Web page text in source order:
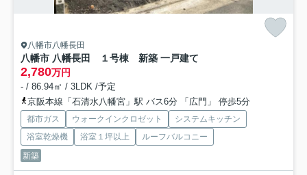
八幡市八幡長田
八幡市 八幡長田 １号棟 新築 一戸建て
2,780万円
- / 86.94㎡ / 3LDK /予定
京阪本線「石清水八幡宮」駅 バス6分 「広門」 停歩5分
都市ガス ウォークインクロゼット
システムキッチン
浴室乾燥機
浴室１坪以上
ルーフバルコニー
新築